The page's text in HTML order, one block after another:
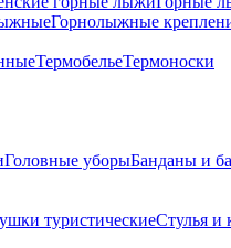
Горнолыжные
ТермобельеТермоноски
Головные уборыБанданы и
туристическиеСтулья и